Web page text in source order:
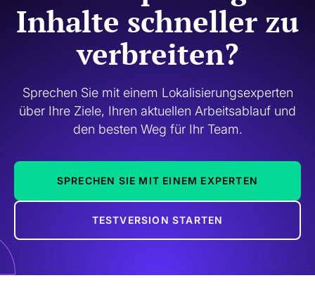
Inhalte schneller zu
verbreiten?
Sprechen Sie mit einem Lokalisierungsexperten
über Ihre Ziele, Ihren aktuellen Arbeitsablauf und
den besten Weg für Ihr Team.
SPRECHEN SIE MIT EINEM EXPERTEN
TESTVERSION STARTEN